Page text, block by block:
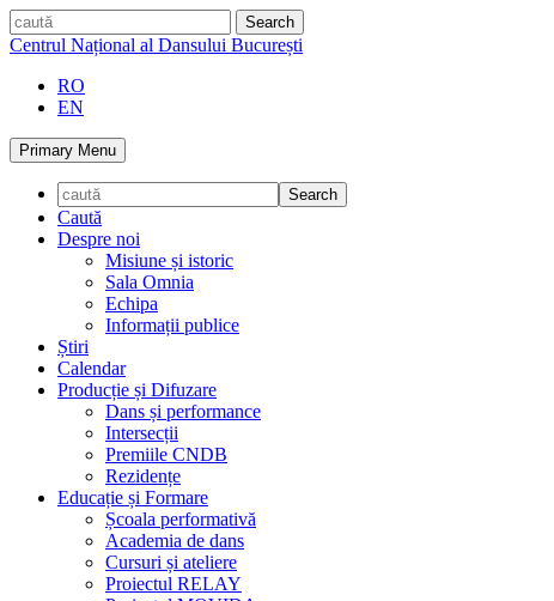
Skip
to
caută
Centrul Național al Dansului București
RO
EN
Primary Menu
Caută
Despre noi
Misiune și istoric
Sala Omnia
Echipa
Informații publice
Știri
Calendar
Producție și Difuzare
Dans și performance
Intersecții
Premiile CNDB
Rezidențe
Educație și Formare
Școala performativă
Academia de dans
Cursuri și ateliere
Proiectul RELAY